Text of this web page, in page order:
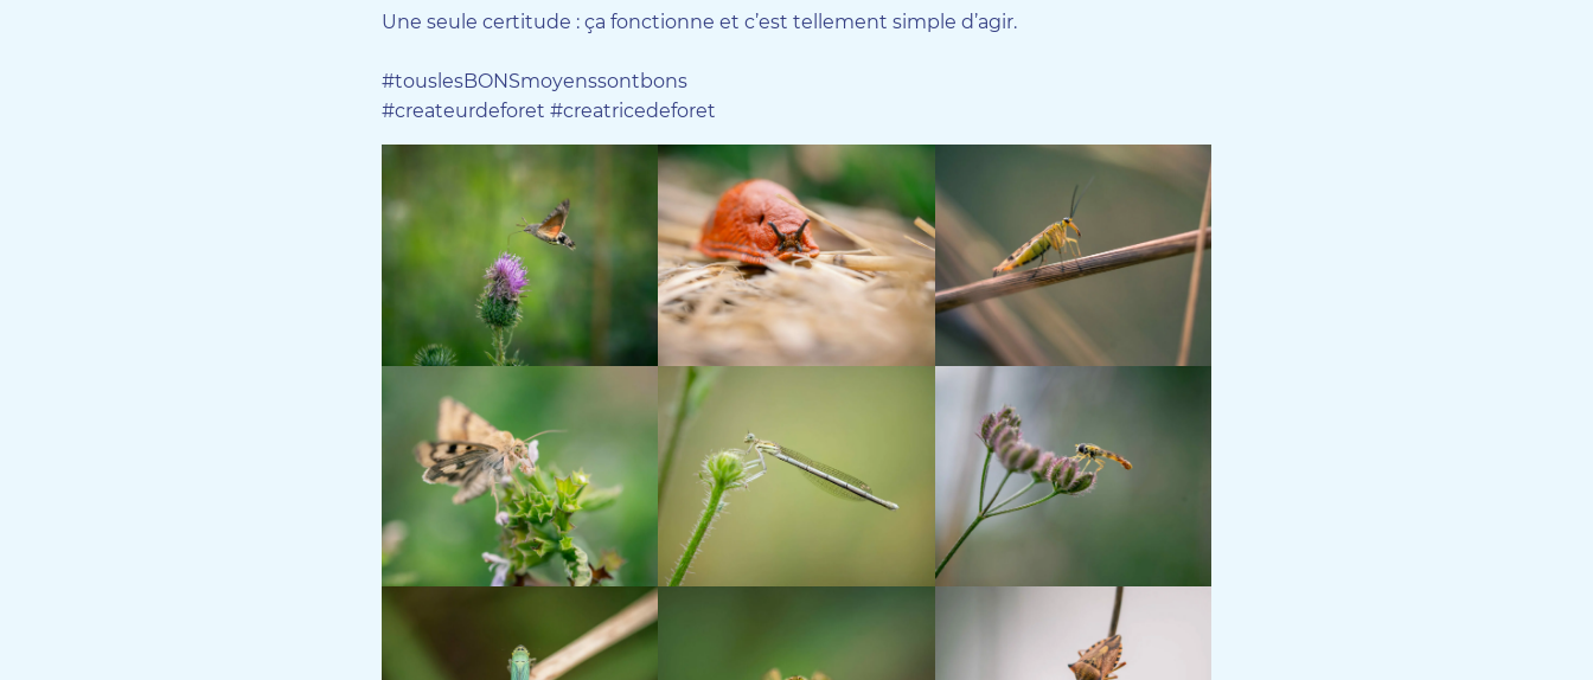
Une seule certitude : ça fonctionne et c’est tellement simple d’agir.
#touslesBONSmoyenssontbons
#createurdeforet #creatricedeforet